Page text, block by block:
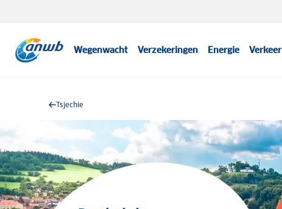
Wegenwacht Verzekeringen Energie Verkeer
Tsjechie